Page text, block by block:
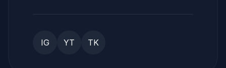
IG YT TK